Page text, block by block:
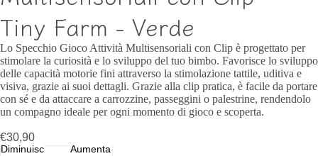
Tiny Farm - Verde
Lo Specchio Gioco Attività Multisensoriali con Clip è progettato per
stimolare la curiosità e lo sviluppo del tuo bimbo. Favorisce lo sviluppo
delle capacità motorie fini attraverso la stimolazione tattile, uditiva e
visiva, grazie ai suoi dettagli. Grazie alla clip pratica, è facile da portare
con sé e da attaccare a carrozzine, passeggini o palestrine, rendendolo
un compagno ideale per ogni momento di gioco e scoperta.
€30,90
Diminuisci
Aumenta